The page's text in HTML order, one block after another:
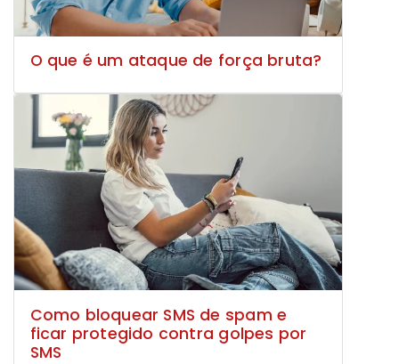
O que é um ataque de força bruta?
Como bloquear SMS de spam e
ficar protegido contra golpes por
SMS